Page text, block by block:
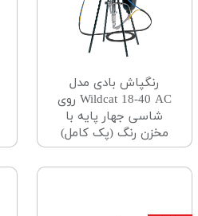
رنگپاش بادی مدل
Wildcat 18-40 AC روی
شاسی جهار پایه با
مخزن رنگ (پک کامل)